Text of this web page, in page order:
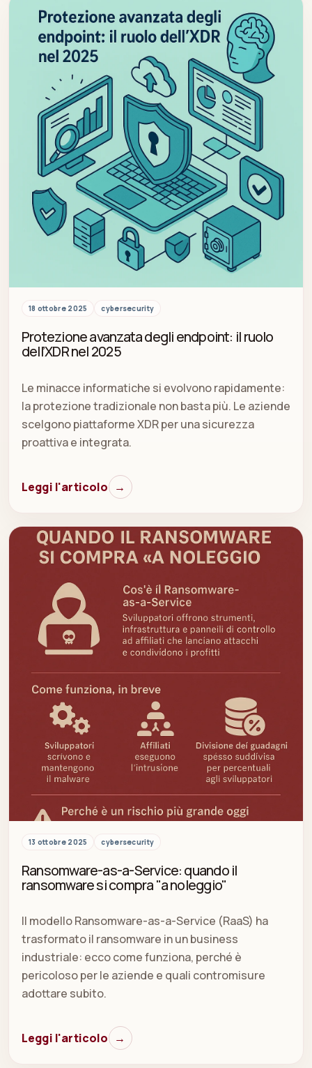
18 ottobre 2025 cybersecurity
Protezione avanzata degli endpoint: il ruolo
dell’XDR nel 2025
Le minacce informatiche si evolvono rapidamente:
la protezione tradizionale non basta più. Le aziende
scelgono piattaforme XDR per una sicurezza
proattiva e integrata.
Leggi l'articolo →
13 ottobre 2025 cybersecurity
Ransomware-as-a-Service: quando il
ransomware si compra "a noleggio"
Il modello Ransomware-as-a-Service (RaaS) ha
trasformato il ransomware in un business
industriale: ecco come funziona, perché è
pericoloso per le aziende e quali contromisure
adottare subito.
Leggi l'articolo →